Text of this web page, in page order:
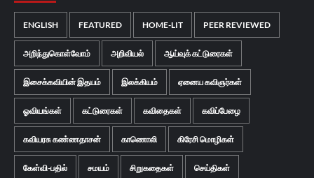
ENGLISH FEATURED HOME-LIT PEER REVIEWED
அறிந்துகொள்வோம் அறிவியல் ஆய்வுக் கட்டுரைகள்
இசைக்கவியின் இதயம் இலக்கியம் ஏனைய கவிஞர்கள்
ஓவியங்கள் கட்டுரைகள் கவிதைகள் கவிப்பேழை
கவியரசு கண்ணதாசன் காணொலி கிரேசி மொழிகள்
கேள்வி-பதில் சமயம் சிறுகதைகள் செய்திகள்